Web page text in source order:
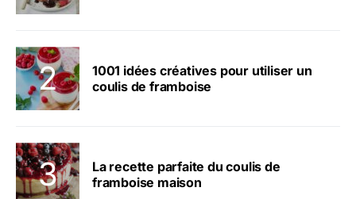
1001 idées créatives pour utiliser un
coulis de framboise
La recette parfaite du coulis de
framboise maison